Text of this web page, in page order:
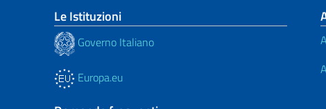
Le Istituzioni
Governo Italiano
Europa.eu